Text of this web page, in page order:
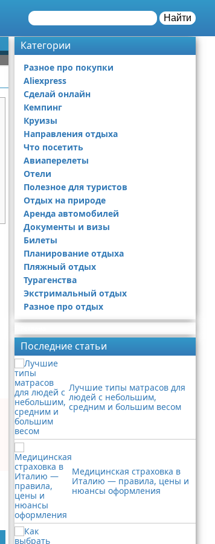
Найти
Категории
Разное про покупки
Aliexpress
Сделай онлайн
Кемпинг
Круизы
Направления отдыха
Что посетить
Авиаперелеты
Отели
Полезное для туристов
Отдых на природе
Аренда автомобилей
Документы и визы
Билеты
Планирование отдыха
Пляжный отдых
Турагенства
Экстримальный отдых
Разное про отдых
Последние статьи
Лучшие типы матрасов для
людей с небольшим,
средним и большим весом
Медицинская страховка в
Италию — правила, цены и
нюансы оформления